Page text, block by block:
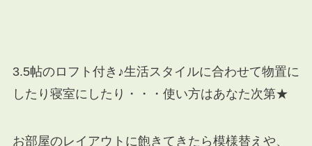
3.5帖のロフト付き♪生活スタイルに合わせて物置に
したり寝室にしたり・・・使い方はあなた次第★
お部屋のレイアウトに飽きてきたら模様替えや、